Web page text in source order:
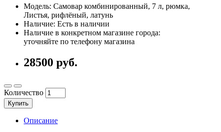
Модель: Самовар комбинированный, 7 л, рюмка,
Листья, рифлёный, латунь
Наличие: Есть в наличии
Наличие в конкретном магазине города:
уточняйте по телефону магазина
28500 руб.
Количество
Купить
Описание